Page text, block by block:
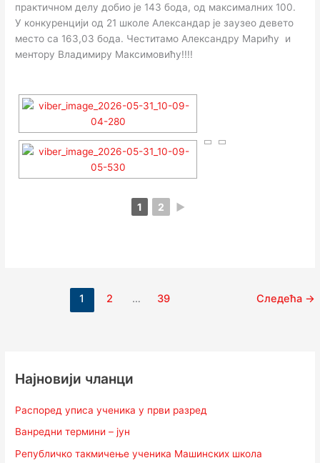
практичном делу добио је 143 бода, од максималних 100.
У конкуренцији од 21 школе Александар је заузео девето
место са 163,03 бода. Честитамо Александру Марићу и
ментору Владимиру Максимовићу!!!!
1 2 ►
1 2 … 39 Следећа →
Најновији чланци
Распоред уписа ученика у први разред
Ванредни термини – јун
Републичко такмичење ученика Машинских школа